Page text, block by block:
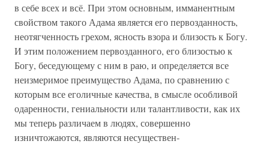
в себе всех и всё. При этом основ­ным, имманентным
свойством такого Адама является его первозданность,
неотягченность грехом, ясность взора и близость к Богу.
И этим положением первозданного, его близостью к
Богу, бесе­дующему с ним в раю, и определяется все
неизмеримое преиму­щество Адама, по сравнению с
которым все еголичные качества, в смысле особливой
одаренности, гениальности или талантливости, как их
мы теперь различаем в людях, совершенно
изничтожаются, являются несуществен-